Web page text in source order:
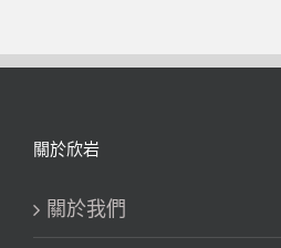
關於欣岩
關於我們